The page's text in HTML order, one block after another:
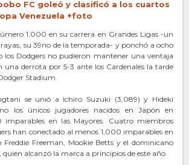
FC goleó y clasificó a los cuartos
Venezuela +foto
1.000 en su carrera en Grandes Ligas -un
su 39no de la temporada- y ponchó a ocho
los Dodgers no pudieron mantener una ventaja
una derrota por 5-3 ante los Cardenales la tarde
Stadium.
se unió a Ichiro Suzuki (3,089) y Hideki
los únicos jugadores nacidos en Japón en
imparables en las Mayores. Cuatro miembros
han conectado al menos 1,000 imparables en
Freddie Freeman, Mookie Betts y el dominicano
quien alcanzó la marca a principios de este año.